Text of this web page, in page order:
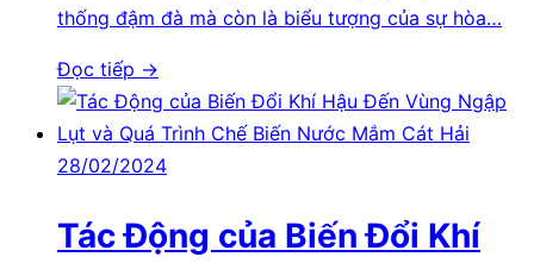
thống đậm đà mà còn là biểu tượng của sự hòa…
Đọc tiếp →
28/02/2024
Tác Động của Biến Đổi Khí